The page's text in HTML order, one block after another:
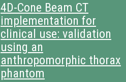
4D-Cone Beam CT
implementation for
clinical use: validation
using an
anthropomorphic thorax
phantom